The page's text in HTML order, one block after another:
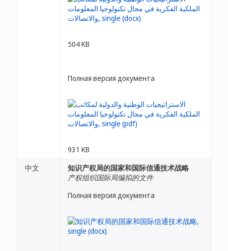
504 KB
Полная версия документа
931 KB
中文
知识产权局的国家和国际信通技术战略
产权组织国际局编拟的文件
Полная версия документа